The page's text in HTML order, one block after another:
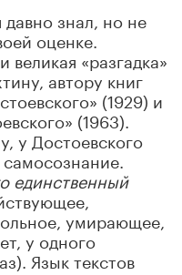
давно знал, но не
оценке.
«разгадка»
автору книг
(1929) и
(1963).
у Достоевского
единственный
умирающее,
у одного
Язык текстов